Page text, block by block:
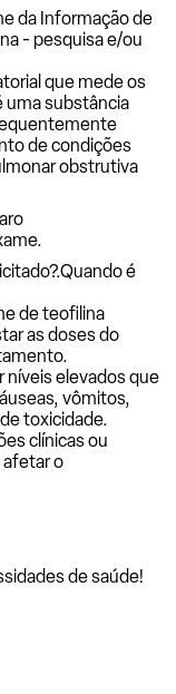
da Informação de
- pesquisa e/ou
que mede os
uma substância
de condições
obstrutiva
Quando é
de teofilina
as doses do
níveis elevados que
vômitos,
toxicidade.
clínicas ou
o
de saúde!